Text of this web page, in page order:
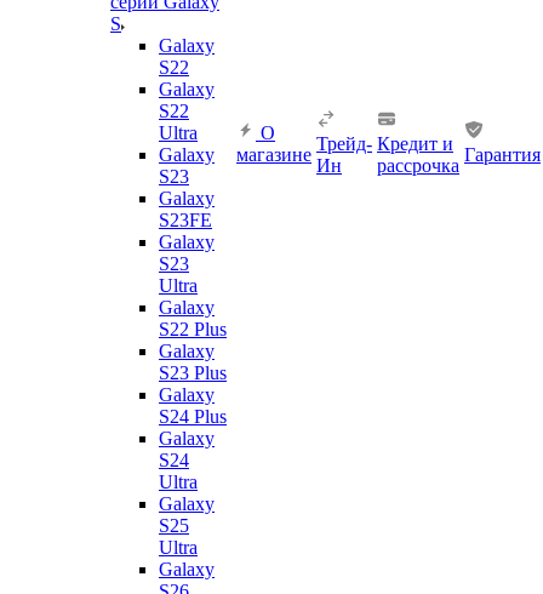
S
Galaxy
S22
Galaxy
S22
Ultra
Galaxy
S23
Galaxy
S23FE
Galaxy
S23
Ultra
Galaxy
S22 Plus
Galaxy
S23 Plus
Galaxy
S24 Plus
Galaxy
S24
Ultra
Galaxy
S25
Ultra
Galaxy
О
магазине
Трейд-
Ин
Кредит и
рассрочка
Гарантия